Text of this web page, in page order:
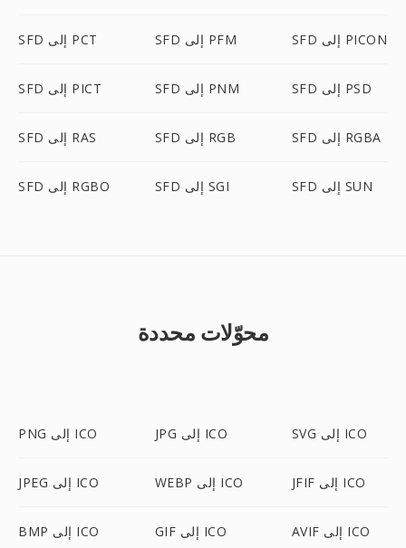
SFD إلى PCT SFD إلى PFM SFD إلى PICON
SFD إلى PICT SFD إلى PNM SFD إلى PSD
SFD إلى RAS SFD إلى RGB SFD إلى RGBA
SFD إلى RGBO SFD إلى SGI SFD إلى SUN
محوّلات محددة
PNG إلى ICO JPG إلى ICO SVG إلى ICO
JPEG إلى ICO WEBP إلى ICO JFIF إلى ICO
BMP إلى ICO GIF إلى ICO AVIF إلى ICO